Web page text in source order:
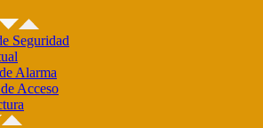
Seguridad
Alarma
Acceso